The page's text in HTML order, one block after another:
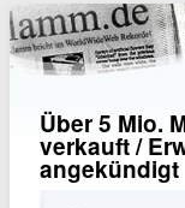
Über 5 Mio.
verkauft /
angekündigt